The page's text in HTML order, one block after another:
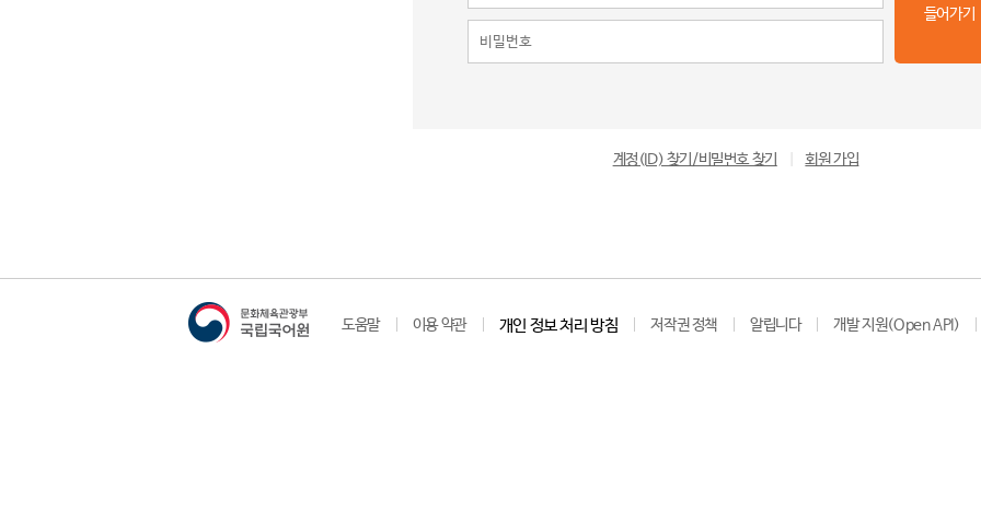
들어가기
계정(ID) 찾기/비밀번호 찾기 회원 가입
도움말 이용 약관 개인 정보 처리 방침 저작권 정책 알립니다 개발 지원(Open API)